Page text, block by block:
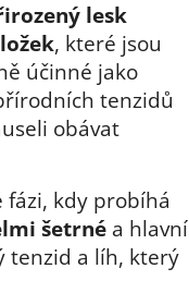
lesk
, které jsou
účinné jako
tenzidů
obávat
fázi, kdy probíhá
šetrné a hlavní
tenzid a líh, který